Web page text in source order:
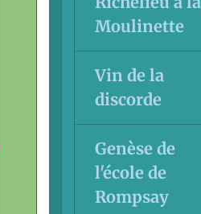
Moulinette
Vin de la
discorde
Genèse de
l'école de
Rompsay